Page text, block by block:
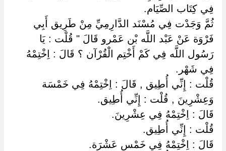
فِي كِتَاب الصِّيَام.
ثُمَّ وَجَدْت فِي مُسْنَد الدَّارِمِيِّ مِنْ طَرِيق أَبِي
فَرْوَة عَنْ عَبْد اللَّه بْن عَمْرو قَالَ " قُلْت : يَا
رَسُول اللَّه فِي كَمْ أَخْتِم الْقُرْآن ؟ قَالَ : اِخْتِمْهُ
فِي شَهْر.
قُلْت : إِنِّي أُطِيق , قَالَ : اِخْتِمْهُ فِي خَمْسَة
وَعِشْرِينَ , قُلْت : إِنِّي أُطِيق.
قَالَ : اِخْتِمْهُ فِي عِشْرِينَ.
قُلْت : إِنِّي أُطِيق.
قَالَ : اِخْتِمْهُ فِي خَمْس عَشْرَة.